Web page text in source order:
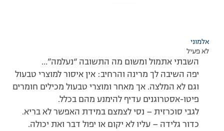
אלמוני
לא פעיל
השבתי אתמול ומשום מה התשובה “נעלמה”…
יפה השיבה לך מרינה והרחיב: אין איסור למוצרי טבעול
וגם לא המלצה. אך מאחר ומוצרי טבעול מכילים חומרים
פיטו-אסטרוגנים עדיף להימנע מהם בכלל.
לגבי סוכרזית – נסי לצמצם במידת האפשר לא בריא.
כדור גלידה – עליו לא יקום או יפול דבר ואת יכולה.